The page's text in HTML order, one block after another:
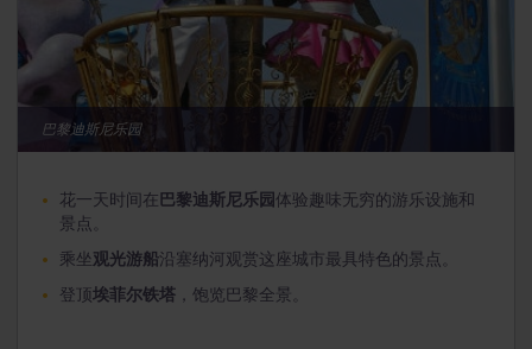
巴黎迪斯尼乐园
花一天时间在巴黎迪斯尼乐园体验趣味无穷的游乐设施和
景点。
乘坐观光游船沿塞纳河观赏这座城市最具特色的景点。
登顶埃菲尔铁塔 ，饱览巴黎全景。